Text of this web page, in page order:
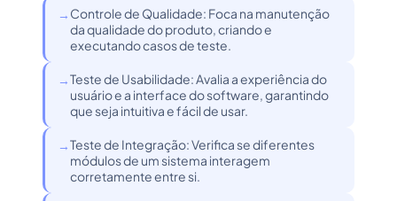
Controle de Qualidade: Foca na manutenção
da qualidade do produto, criando e
executando casos de teste.
Teste de Usabilidade: Avalia a experiência do
usuário e a interface do software, garantindo
que seja intuitiva e fácil de usar.
Teste de Integração: Verifica se diferentes
módulos de um sistema interagem
corretamente entre si.